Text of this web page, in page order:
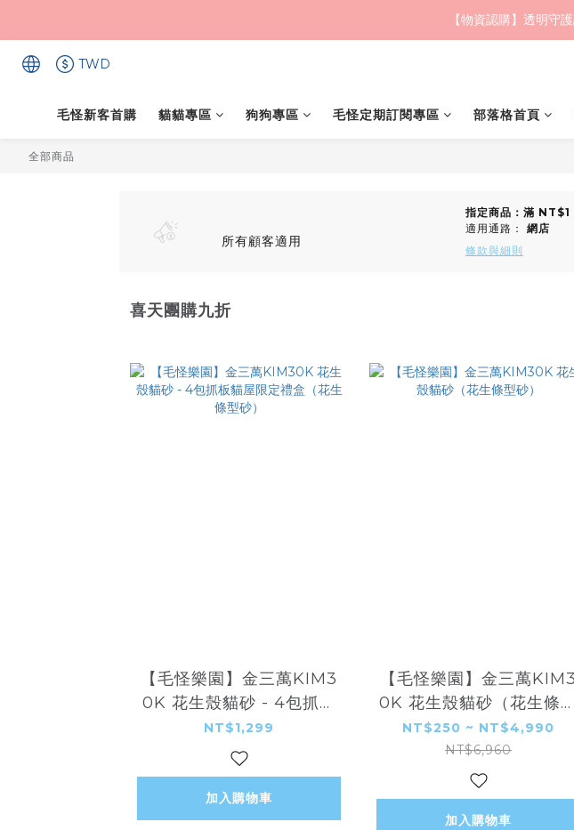
毛怪樂園｜一
【物資認購】透明守
TWD
毛怪新客首購 貓貓專區 狗狗專區 毛怪定期訂閱專區 部落格首頁
全部商品
所有顧客適用
指定商品：滿 NT$1
適用通路： 網店
條款與細則
喜天團購九折
【毛怪樂園】金三萬KIM3
0K 花生殼貓砂 - 4包抓板
貓屋限定禮盒（花生條型
砂）
NT$1,299
加入購物車
【毛怪樂園】金三萬KIM3
0K 花生殼貓砂（花生條型
砂）
NT$250 ~ NT$4,990
NT$6,960
加入購物車